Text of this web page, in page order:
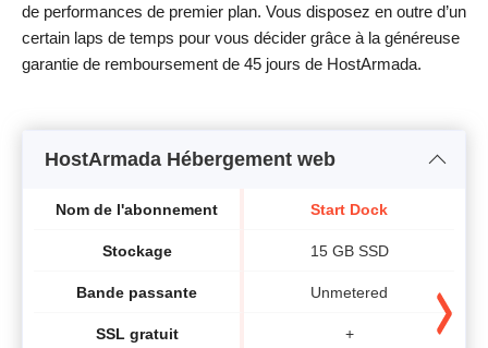
de performances de premier plan. Vous disposez en outre d’un
certain laps de temps pour vous décider grâce à la généreuse
garantie de remboursement de 45 jours de HostArmada.
HostArmada Hébergement web
Nom de l'abonnement
Stockage
Bande passante
SSL gratuit
Start Dock
15 GB SSD
Unmetered
+